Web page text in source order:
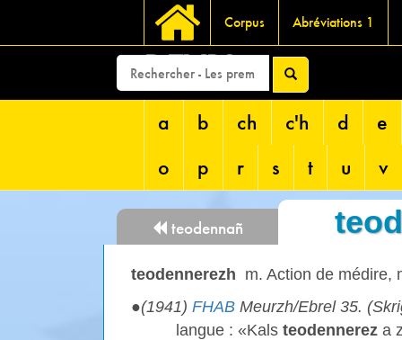
Corpus Abréviations 1
DEVRI
a b ch c'h d
e
o
p r s t u v
teodennañ
teodennerezh m. Action de médire,
●(1941) FHAB Meurzh/Ebrel 35.
langue : «Kals teodennerez a